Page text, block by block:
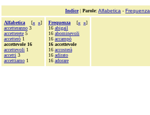
Indice| Parole: Alfabetica - Frequenza
Alfabetica [« »]
accetteranno 3
accetterete 5
accetterò 1
accettevole 16
accettevoli 1
accetti 3
accettiamo 1
Frequenza [« »]
16 abigail
16 abominevoli
16 accampò
16 accettevole
16 accosterà
16 adirato
16 adorare